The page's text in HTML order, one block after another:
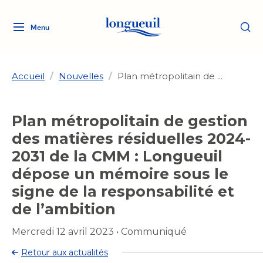
Menu
Logo
Ville
lien
vers
l'accueil
Ma ville, ma propriété
Aménagement et urbanisme
Aménagement et urbanisme
Rôle d'évaluation
Rôle d'évaluation
Taxes
Taxes
Loisirs et culture
Arts et culture
Arts et culture
Bibliothèques
Développement social
Développement social
Services de proximité
Déneigement
Eau
Eau
Transition socioécologique
et mobilité
Quoi faire à Longueuil
Activités artistiques et
culturelles
Accueil / Nouvelles / Plan métropolitain de ...
Plan métropolitain de gestion
des matières résiduelles 2024-
2031 de la CMM : Longueuil
dépose un mémoire sous le
signe de la responsabilité et
de l’ambition
Mercredi 12 avril 2023 • Communiqué
Retour aux actualités